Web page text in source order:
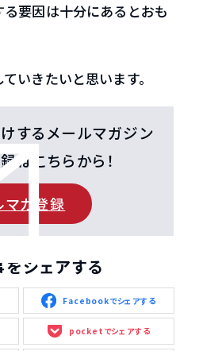
要因は十分にあるとおも
いきたいと思います。
するメールマガジン
はこちらから！
マガ登録
シェアする
Facebookでシェアする
pocketでシェアする